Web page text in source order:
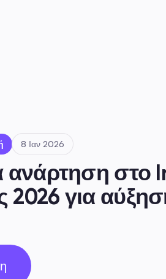
8 Ιαν 2026
ανάρτηση στο
για